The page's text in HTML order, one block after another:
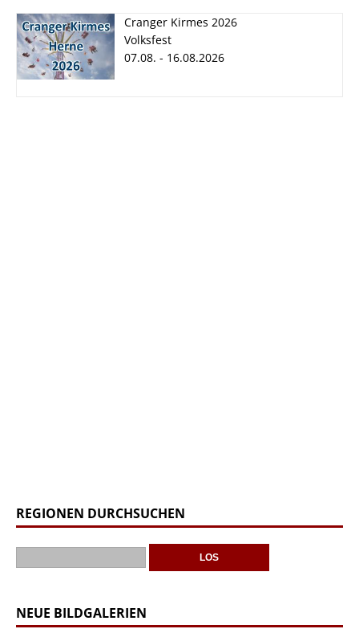
Cranger Kirmes 2026
Volksfest
07.08. - 16.08.2026
REGIONEN DURCHSUCHEN
NEUE BILDGALERIEN